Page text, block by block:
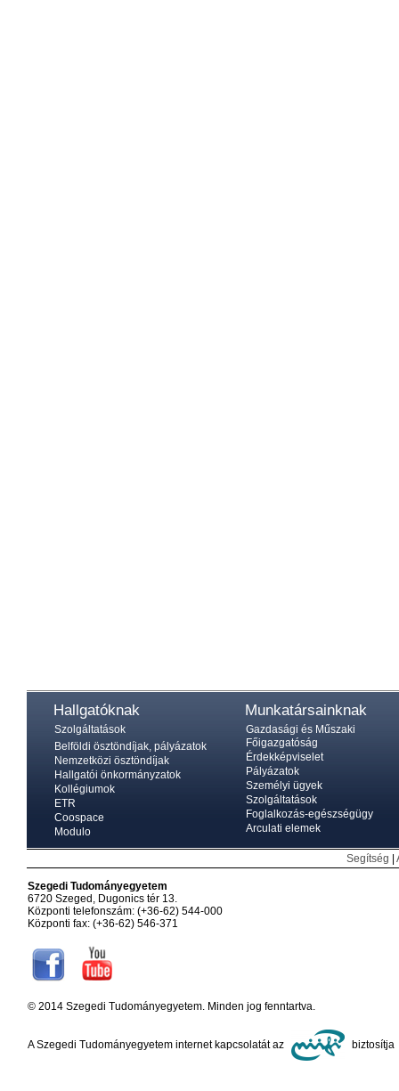
Hallgatóknak
Szolgáltatások
Belföldi ösztöndíjak, pályázatok
Nemzetközi ösztöndíjak
Hallgatói önkormányzatok
Kollégiumok
ETR
Coospace
Modulo
Munkatársainknak
Gazdasági és Műszaki
Főigazgatóság
Érdekképviselet
Pályázatok
Személyi ügyek
Szolgáltatások
Foglalkozás-egészségügy
Arculati elemek
Segítség
Szegedi Tudományegyetem
6720 Szeged, Dugonics tér 13.
Központi telefonszám: (+36-62) 544-000
Központi fax: (+36-62) 546-371
© 2014 Szegedi Tudományegyetem. Minden jog fenntartva.
A Szegedi Tudományegyetem internet kapcsolatát az biztosítja